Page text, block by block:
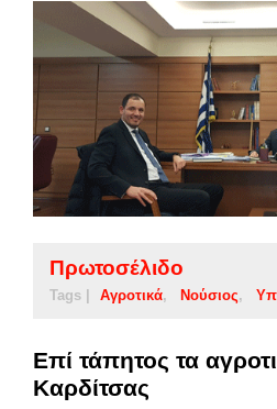
Πρωτοσέλιδο
Tags | Αγροτικά Νούσιος
Επί τάπητος τα
Καρδίτσας